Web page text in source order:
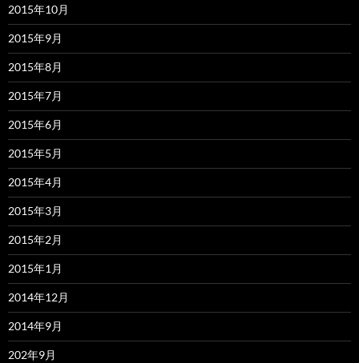
2015年10月
2015年9月
2015年8月
2015年7月
2015年6月
2015年5月
2015年4月
2015年3月
2015年2月
2015年1月
2014年12月
2014年9月
202年9月